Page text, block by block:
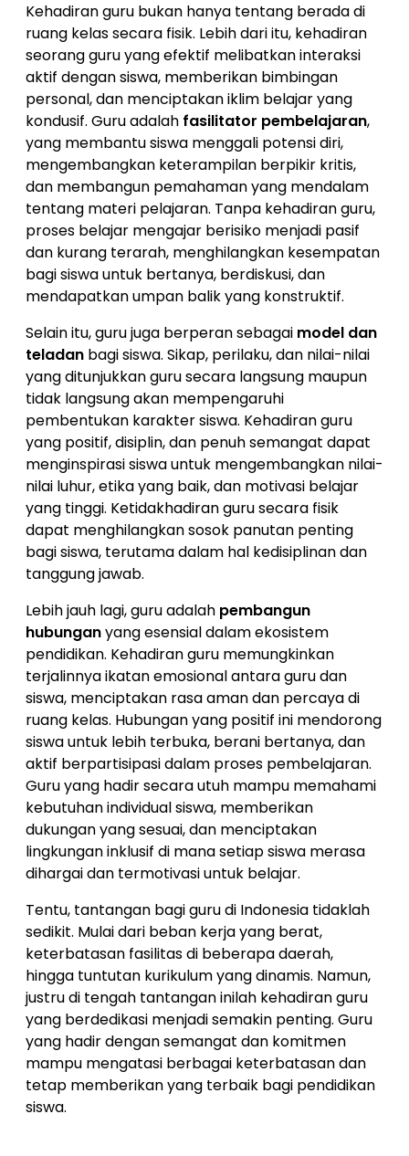
Kehadiran guru bukan hanya tentang berada di
ruang kelas secara fisik. Lebih dari itu, kehadiran
seorang guru yang efektif melibatkan interaksi
aktif dengan siswa, memberikan bimbingan
personal, dan menciptakan iklim belajar yang
kondusif. Guru adalah fasilitator pembelajaran,
yang membantu siswa menggali potensi diri,
mengembangkan keterampilan berpikir kritis,
dan membangun pemahaman yang mendalam
tentang materi pelajaran. Tanpa kehadiran guru,
proses belajar mengajar berisiko menjadi pasif
dan kurang terarah, menghilangkan kesempatan
bagi siswa untuk bertanya, berdiskusi, dan
mendapatkan umpan balik yang konstruktif.
Selain itu, guru juga berperan sebagai model dan
teladan bagi siswa. Sikap, perilaku, dan nilai-nilai
yang ditunjukkan guru secara langsung maupun
tidak langsung akan mempengaruhi
pembentukan karakter siswa. Kehadiran guru
yang positif, disiplin, dan penuh semangat dapat
menginspirasi siswa untuk mengembangkan nilai-
nilai luhur, etika yang baik, dan motivasi belajar
yang tinggi. Ketidakhadiran guru secara fisik
dapat menghilangkan sosok panutan penting
bagi siswa, terutama dalam hal kedisiplinan dan
tanggung jawab.
Lebih jauh lagi, guru adalah pembangun
hubunganyang esensial dalam ekosistem
pendidikan. Kehadiran guru memungkinkan
terjalinnya ikatan emosional antara guru dan
siswa, menciptakan rasa aman dan percaya di
ruang kelas. Hubungan yang positif ini mendorong
siswa untuk lebih terbuka, berani bertanya, dan
aktif berpartisipasi dalam proses pembelajaran.
Guru yang hadir secara utuh mampu memahami
kebutuhan individual siswa, memberikan
dukungan yang sesuai, dan menciptakan
lingkungan inklusif di mana setiap siswa merasa
dihargai dan termotivasi untuk belajar.
Tentu, tantangan bagi guru di Indonesia tidaklah
sedikit. Mulai dari beban kerja yang berat,
keterbatasan fasilitas di beberapa daerah,
hingga tuntutan kurikulum yang dinamis. Namun,
justru di tengah tantangan inilah kehadiran guru
yang berdedikasi menjadi semakin penting. Guru
yang hadir dengan semangat dan komitmen
mampu mengatasi berbagai keterbatasan dan
tetap memberikan yang terbaik bagi pendidikan
siswa.